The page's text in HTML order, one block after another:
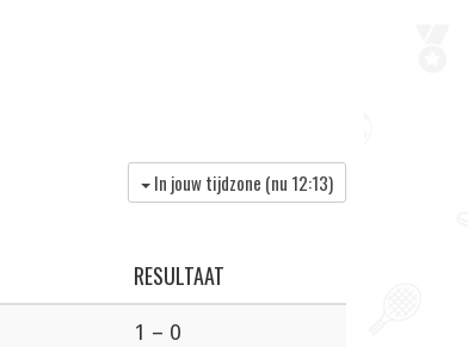
In jouw tijdzone (nu 12:13)
RESULTAAT
1 – 0